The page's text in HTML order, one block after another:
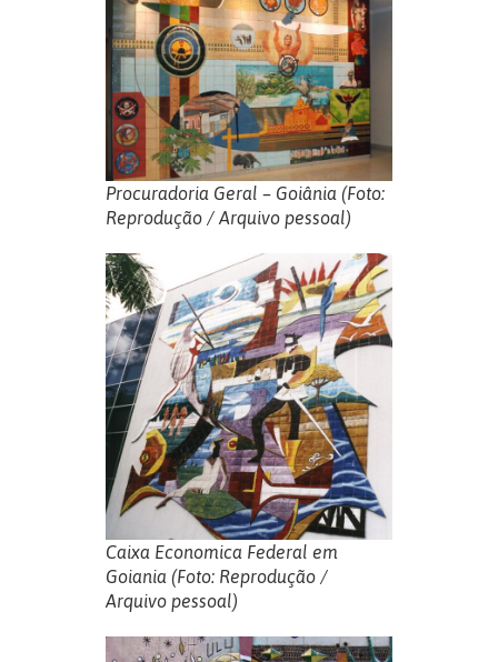
Procuradoria Geral – Goiânia (Foto:
Reprodução / Arquivo pessoal)
Caixa Economica Federal em
Goiania (Foto: Reprodução /
Arquivo pessoal)